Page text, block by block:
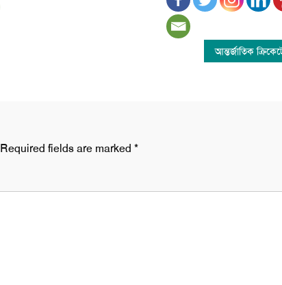
Required fields are marked *